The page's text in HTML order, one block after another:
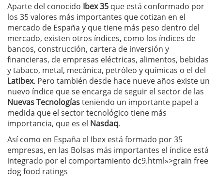
Aparte del conocido Ibex 35 que está conformado por
los 35 valores más importantes que cotizan en el
mercado de España y que tiene más peso dentro del
mercado, existen otros índices, como los índices de
bancos, construcción, cartera de inversión y
financieras, de empresas eléctricas, alimentos, bebidas
y tabaco, metal, mecánica, petróleo y químicas o el del
Latibex. Pero también desde hace nueve años existe un
nuevo índice que se encarga de seguir el sector de las
Nuevas Tecnologíasteniendo un importante papel a
medida que el sector tecnológico tiene más
importancia, que es el Nasdaq.
Así como en España el Ibex está formado por 35
empresas, en las Bolsas más importantes el índice está
integrado por el comportamiento dc9.html»>grain free
dog food ratings